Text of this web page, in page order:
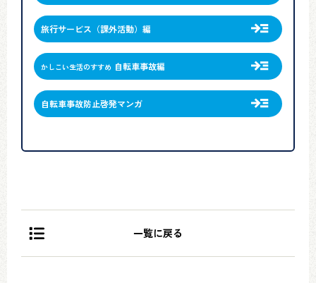
旅行サービス（課外活動）編
かしこい生活のすすめ 自転車事故編
自転車事故防止啓発マンガ
一覧に戻る